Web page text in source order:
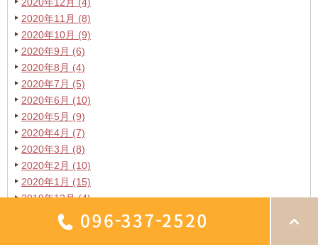
2020年11月 (8)
2020年10月 (9)
2020年9月 (6)
2020年8月 (4)
2020年7月 (5)
2020年6月 (10)
2020年5月 (9)
2020年4月 (7)
2020年3月 (8)
2020年2月 (10)
2020年1月 (15)
2019年12月 (4)
2019年11月 (8)
2019年10月 (9)